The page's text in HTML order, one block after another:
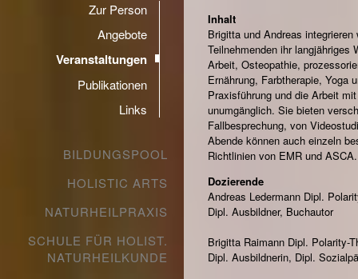
Zur Person
Angebote
Veranstaltungen
Publikationen
Links
BILDUNGSPOOL
HOLISTIC ARTS
NATURHEILPRAXIS
SCHULE FÜR HOLIST.
NATURHEILKUNDE
Inhalt
Brigitta und Andreas
Teilnehmenden ihr langjähriges
Arbeit, Osteopathie,
Ernährung, Farbtherapie, Yoga
Praxisführung und die Arbeit
unumgänglich. Sie bieten
Fallbesprechung, von
Abende können auch einzeln
Richtlinien von EMR und ASCA.
Dozierende
Andreas Ledermann Dipl.
Dipl. Ausbildner, Buchautor
Brigitta Raimann Dipl. Polarity-
Dipl. Ausbildnerin, Dipl.